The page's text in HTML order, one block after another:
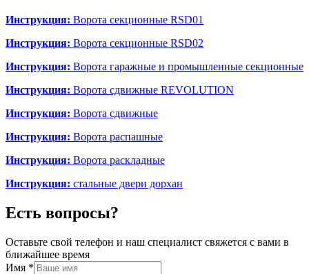
Инструкция: Ворота секционные RSD01
Инструкция: Ворота секционные RSD02
Инструкция: Ворота гаражные и промышленные секционные
Инструкция: Ворота сдвижные REVOLUTION
Инструкция: Ворота сдвижные
Инструкция: Ворота распашные
Инструкция: Ворота раскладные
Инструкция: стальные двери дорхан
Есть вопросы?
Оставьте свой телефон и наш специалист свяжется с вами в
ближайшее время
Имя *